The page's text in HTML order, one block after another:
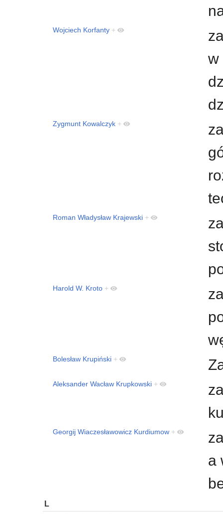
Wojciech Korfanty +
w
Zygmunt Kowalczyk +
Roman Władysław Krajewski +
Harold W. Kroto +
Bolesław Krupiński +
Aleksander Wacław Krupkowski +
Georgij Wiaczesławowicz Kurdiumow +
a
L